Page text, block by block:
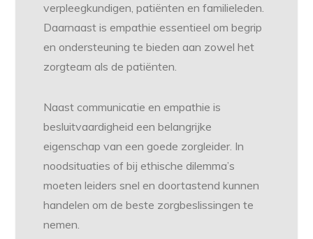
verpleegkundigen, patiënten en familieleden.
Daarnaast is empathie essentieel om begrip
en ondersteuning te bieden aan zowel het
zorgteam als de patiënten.
Naast communicatie en empathie is
besluitvaardigheid een belangrijke
eigenschap van een goede zorgleider. In
noodsituaties of bij ethische dilemma’s
moeten leiders snel en doortastend kunnen
handelen om de beste zorgbeslissingen te
nemen.